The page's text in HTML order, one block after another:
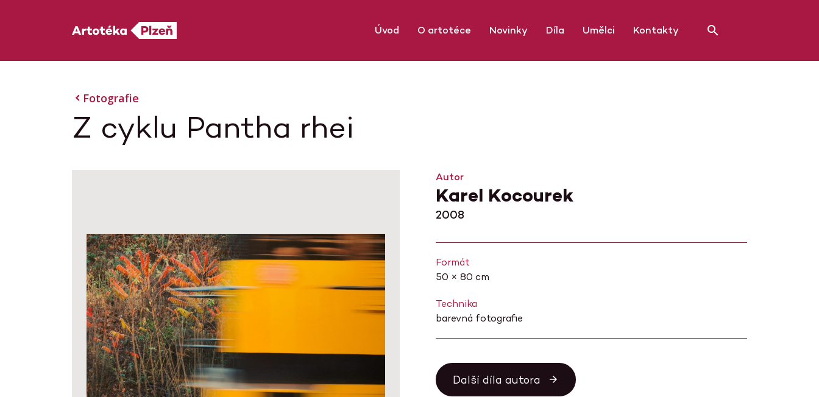
Úvod O artotéce Novinky Díla Umělci Kontakty
Fotografie
Z cyklu Pantha rhei
Autor
Karel Kocourek
2008
Formát
50 × 80 cm
Technika
barevná fotografie
Další díla autora